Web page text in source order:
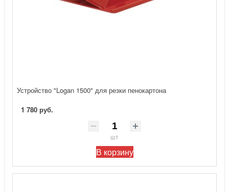
Устройство "Logan 1500" для резки пенокартона
1 780 руб.
шт
В корзину